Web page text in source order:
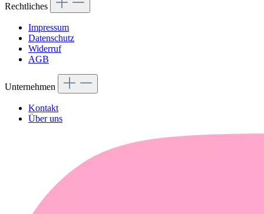
Rechtliches
Impressum
Datenschutz
Widerruf
AGB
Unternehmen
Kontakt
Über uns